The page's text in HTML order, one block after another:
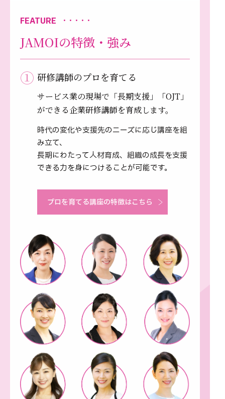
FEATURE ・・・・・
JAMOIの特徴・強み
① 研修講師のプロを育てる
サービス業の現場で「長期支援」「OJT」
ができる企業研修講師を育成します。
時代の変化や支援先のニーズに応じ講座を組
み立て、
長期にわたって人材育成、組織の成長を支援
できる力を身につけることが可能です。
プロを育てる講座の特徴はこちら